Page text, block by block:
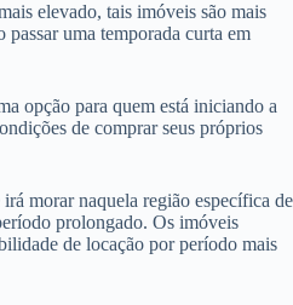
elevado, tais imóveis são mais
passar uma temporada curta em
opção para quem está iniciando a
de comprar seus próprios
morar naquela região específica de
prolongado. Os imóveis
de locação por período mais